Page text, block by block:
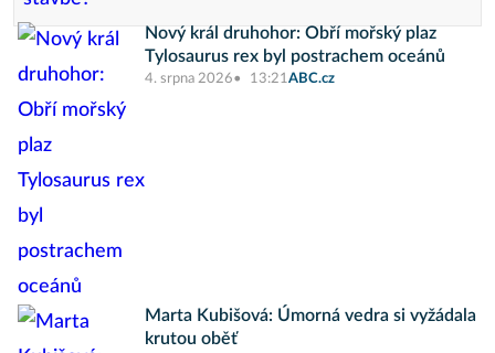
Nový král druhohor: Obří mořský plaz
Tylosaurus rex byl postrachem oceánů
4. srpna 2026 13:21ABC.cz
Marta Kubišová: Úmorná vedra si vyžádala
krutou oběť